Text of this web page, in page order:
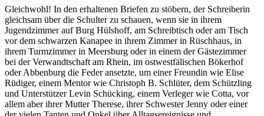
Gleichwohl! In den erhaltenen Briefen zu stöbern, der Schreiberin
gleichsam über die Schulter zu schauen, wenn sie in ihrem
Jugendzimmer auf Burg Hülshoff, am Schreibtisch oder am Tisch
vor dem schwarzen Kanapee in ihrem Zimmer in Rüschhaus, in
ihrem Turmzimmer in Meersburg oder in einem der Gästezimmer
bei der Verwandtschaft am Rhein, im ostwestfälischen Bökerhof
oder Abbenburg die Feder ansetzte, um einer Freundin wie Elise
Rüdiger, einem Mentor wie Christoph B. Schlüter, dem Schützling
und Unterstützer Levin Schücking, einem Verleger wie Cotta, vor
allem aber ihrer Mutter Therese, ihrer Schwester Jenny oder einer